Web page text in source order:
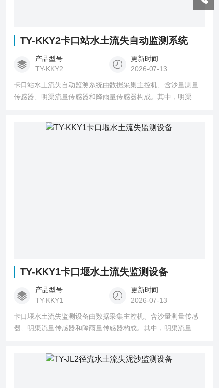
TY-KKY2卡口站水土流失自动监测系统
产品型号
TY-KKY2
更新时间
2026-07-13
卡口站水土流失自动监测系统由数据采集主控机、含沙量测量
传感器、明渠流量传感器和降雨量传感器构成。其中，明渠流
TY-KKY1卡口堰水土流失监测设备
产品型号
TY-KKY1
更新时间
2026-07-13
卡口堰水土流失监测设备由数据采集主控机、含沙量测量传感
器、明渠流量传感器和降雨量传感器构成。其中，明渠流量传